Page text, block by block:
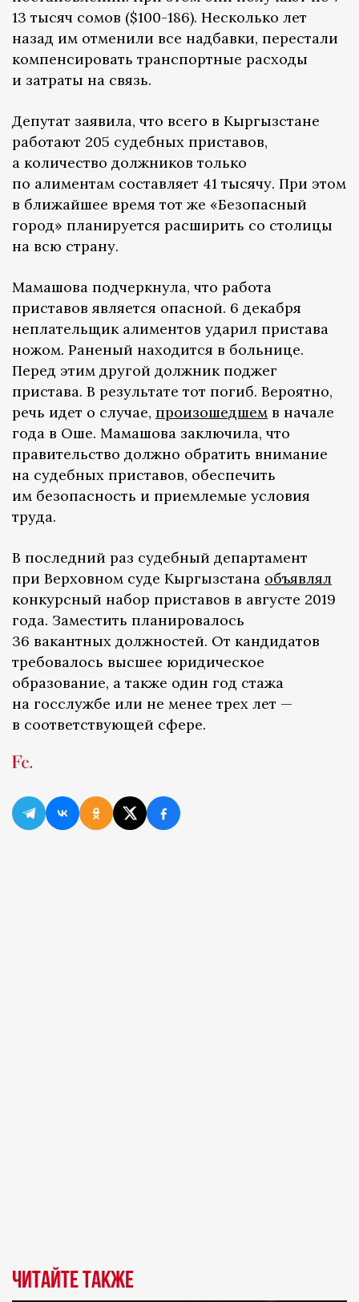
13 тысяч сомов ($100-186). Несколько лет
назад им отменили все надбавки, перестали
компенсировать транспортные расходы
и затраты на связь.
Депутат заявила, что всего в Кыргызстане
работают 205 судебных приставов,
а количество должников только
по алиментам составляет 41 тысячу. При этом
в ближайшее время тот же «Безопасный
город» планируется расширить со столицы
на всю страну.
Мамашова подчеркнула, что работа
приставов является опасной. 6 декабря
неплательщик алиментов ударил пристава
ножом. Раненый находится в больнице.
Перед этим другой должник поджег
пристава. В результате тот погиб. Вероятно,
речь идет о случае, произошедшем в начале
года в Оше. Мамашова заключила, что
правительство должно обратить внимание
на судебных приставов, обеспечить
им безопасность и приемлемые условия
труда.
В последний раз судебный департамент
при Верховном суде Кыргызстана объявлял
конкурсный набор приставов в августе 2019
года. Заместить планировалось
36 вакантных должностей. От кандидатов
требовалось высшее юридическое
образование, а также один год стажа
на госслужбе или не менее трех лет —
в соответствующей сфере.
Читайте также